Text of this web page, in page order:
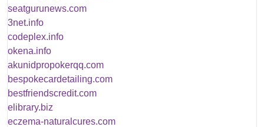
seatgurunews.com
3net.info
codeplex.info
okena.info
akunidpropokerqq.com
bespokecardetailing.com
bestfriendscredit.com
elibrary.biz
eczema-naturalcures.com